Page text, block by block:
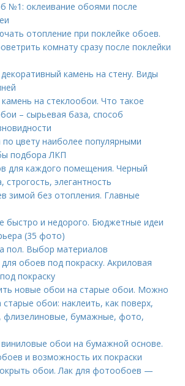
№1: оклеивание обоями после
отопление при поклейке обоев.
комнату сразу после поклейки
камень на стену. Виды
на стеклообои. Что такое
– сырьевая база, способ
по цвету наиболее популярными
подбора ЛКП
для каждого помещения. Черный
строгость, элегантность
зимой без отопления. Главные
быстро и недорого. Бюджетные идеи
(35 фото)
пол. Выбор материалов
обоев под покраску. Акриловая
покраску
новые обои на старые обои. Можно
обои: наклеить, как поверх,
флизелиновые, бумажные, фото,
виниловые обои на бумажной основе.
и возможность их покраски
обои. Лак для фотообоев —